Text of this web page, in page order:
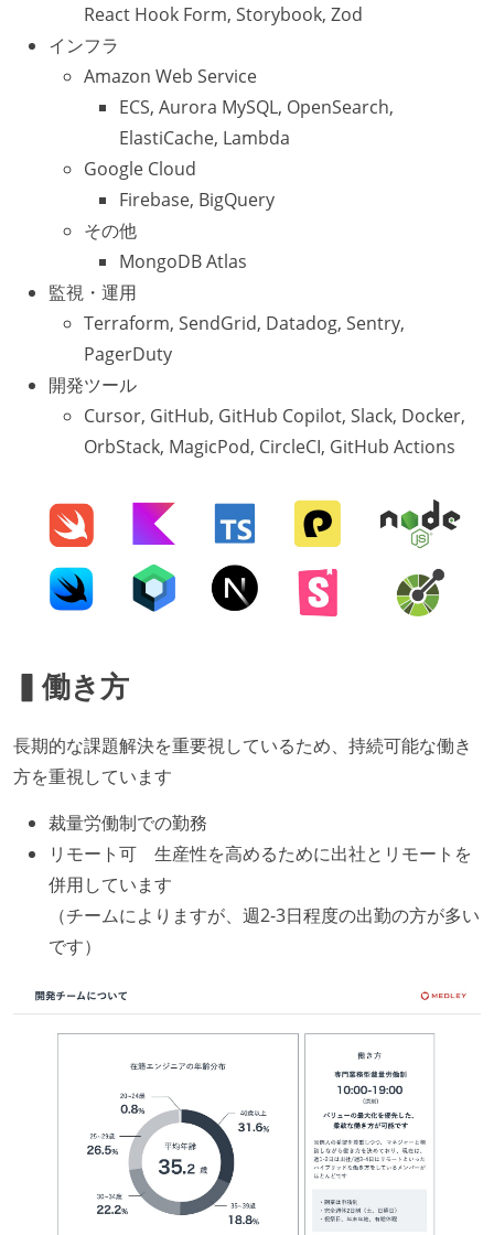
React Hook Form, Storybook, Zod
インフラ
Amazon Web Service
ECS, Aurora MySQL, OpenSearch,
ElastiCache, Lambda
Google Cloud
Firebase, BigQuery
その他
MongoDB Atlas
監視・運用
Terraform, SendGrid, Datadog, Sentry,
PagerDuty
開発ツール
Cursor, GitHub, GitHub Copilot, Slack, Docker,
OrbStack, MagicPod, CircleCI, GitHub Actions
▍働き方
長期的な課題解決を重要視しているため、持続可能な働き
方を重視しています
裁量労働制での勤務
リモート可 生産性を高めるために出社とリモートを
併用しています
（チームによりますが、週2-3日程度の出勤の方が多い
です）